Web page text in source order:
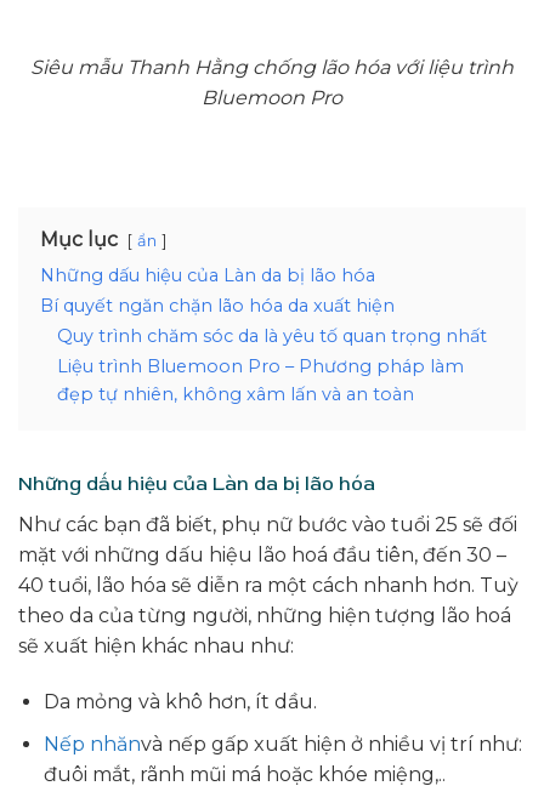
Siêu mẫu Thanh Hằng chống lão hóa với liệu trình
Bluemoon Pro
Mục lục ẩn
Những dấu hiệu của Làn da bị lão hóa
Bí quyết ngăn chặn lão hóa da xuất hiện
Quy trình chăm sóc da là yêu tố quan trọng nhất
Liệu trình Bluemoon Pro – Phương pháp làm
đẹp tự nhiên, không xâm lấn và an toàn
Những dấu hiệu của Làn da bị lão hóa
Như các bạn đã biết, phụ nữ bước vào tuổi 25 sẽ đối
mặt với những dấu hiệu lão hoá đầu tiên, đến 30 –
40 tuổi, lão hóa sẽ diễn ra một cách nhanh hơn. Tuỳ
theo da của từng người, những hiện tượng lão hoá
sẽ xuất hiện khác nhau như:
Da mỏng và khô hơn, ít dầu.
Nếp nhănvà nếp gấp xuất hiện ở nhiều vị trí như:
đuôi mắt, rãnh mũi má hoặc khóe miệng,..